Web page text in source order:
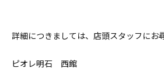
詳細につきましては、店頭スタッフにお
ピオレ明石 西館